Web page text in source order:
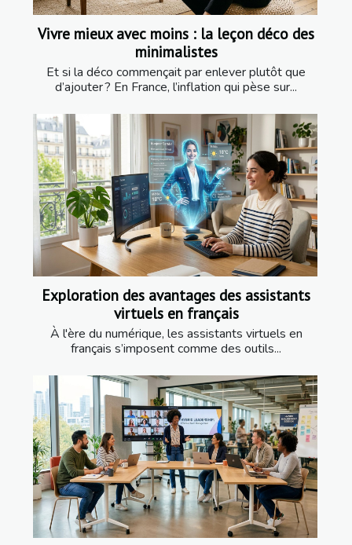
Vivre mieux avec moins : la leçon déco des
minimalistes
Et si la déco commençait par enlever plutôt que
d’ajouter ? En France, l’inflation qui pèse sur...
Exploration des avantages des assistants
virtuels en français
À l'ère du numérique, les assistants virtuels en
français s’imposent comme des outils...